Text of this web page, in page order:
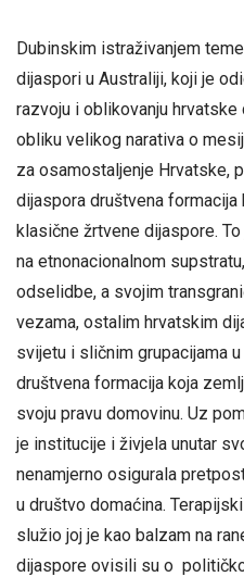
Dubinskim istraživanjem
dijaspori u Australiji, koji je
razvoju i oblikovanju
obliku velikog narativa o
za osamostaljenje Hrvatske,
dijaspora društvena
klasične žrtvene dijaspore.
na etnonacionalnom
odselidbe, a svojim
vezama, ostalim hrvatskim
svijetu i sličnim grupacijama
društvena formacija koja
svoju pravu domovinu. Uz
je institucije i živjela unutar
nenamjerno osigurala
u društvo domaćina.
služio joj je kao balzam na
dijaspore ovisili su o